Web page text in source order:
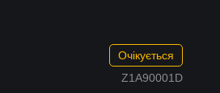
Z1A90001D
Очікується